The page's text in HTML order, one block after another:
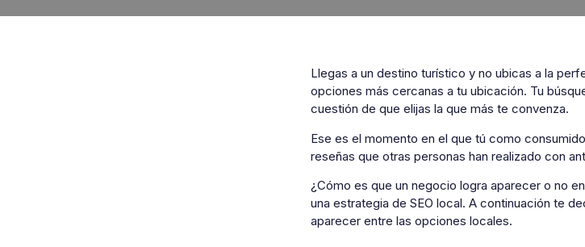
Llegas a un destino turístico y no ubicas a la
opciones más cercanas a tu ubicación. Tu
cuestión de que elijas la que más te convenza.
Ese es el momento en el que tú como
reseñas que otras personas han realizado con
¿Cómo es que un negocio logra aparecer o no
una estrategia de SEO local. A continuación te
aparecer entre las opciones locales.